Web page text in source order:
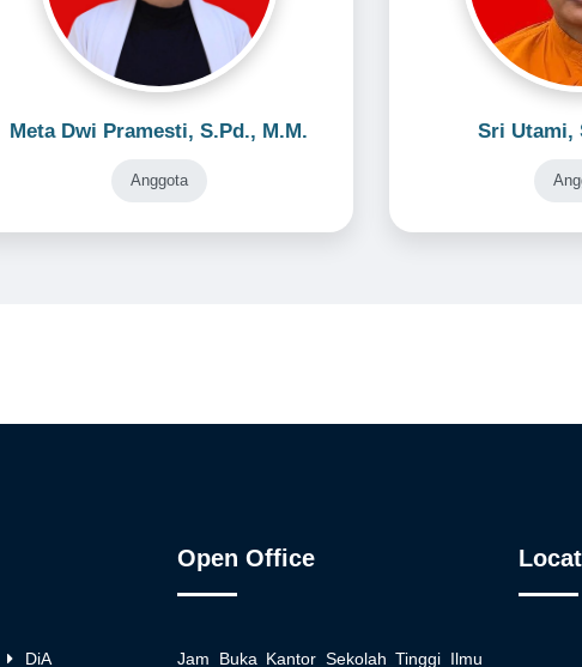
Meta Dwi Pramesti, S.Pd., M.M.
Anggota
Sri Utami,
DiA
Open Office
Jam Buka Kantor Sekolah Tinggi Ilmu